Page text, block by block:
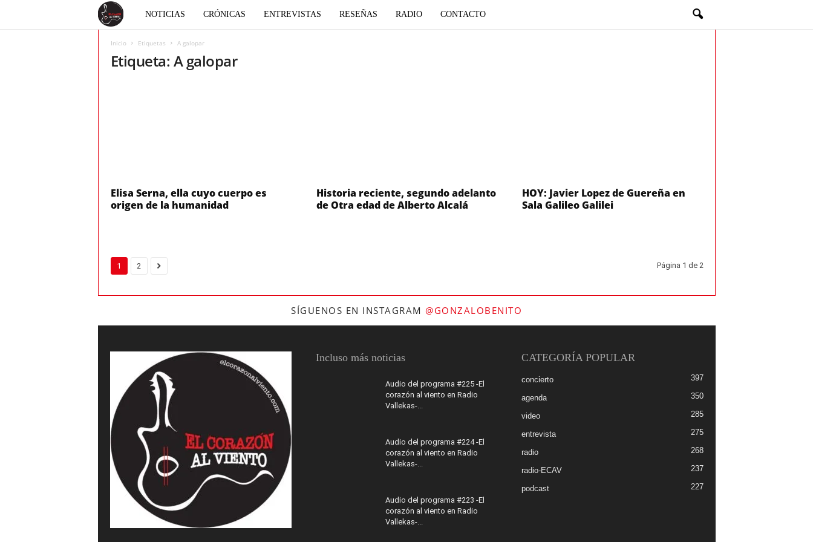
z
a
o
NOTICIAS CRÓNICAS ENTREVISTAS RESEÑAS RADIO CONTACTO
Inicio Etiquetas A galopar
Etiqueta: A galopar
Elisa Serna, ella cuyo cuerpo es
origen de la humanidad
Historia reciente, segundo adelanto
de Otra edad de Alberto Alcalá
HOY: Javier Lopez de Guereña en
Sala Galileo Galilei
1 2 Página 1 de 2
SÍGUENOS EN INSTAGRAM @GONZALOBENITO
Incluso más noticias
Audio del programa #225 -El
corazón al viento en Radio
Vallekas-...
Audio del programa #224 -El
corazón al viento en Radio
Vallekas-...
Audio del programa #223 -El
corazón al viento en Radio
Vallekas-...
CATEGORÍA POPULAR
concierto 397
agenda 350
video 285
entrevista 275
radio 268
radio-ECAV 237
podcast 227